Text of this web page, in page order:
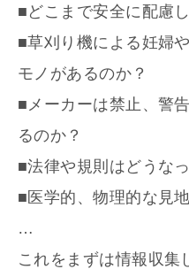
■どこまで安全に配慮
■草刈り機による妊婦
モノがあるのか？
■メーカーは禁止、警
るのか？
■法律や規則はどうな
■医学的、物理的な見
…
これをまずは情報収集